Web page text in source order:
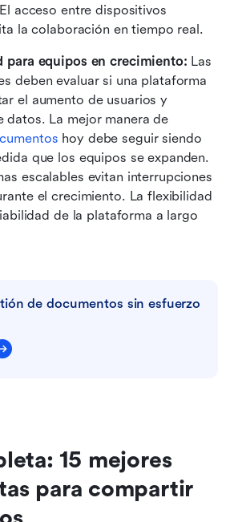
acceso entre dispositivos
la colaboración en tiempo real.
para equipos en crecimiento: Las
deben evaluar si una plataforma
el aumento de usuarios y
hoy debe seguir siendo
que los equipos se expanden.
escalables evitan interrupciones
el crecimiento. La flexibilidad
de la plataforma a largo
de documentos sin esfuerzo
15 mejores
para compartir